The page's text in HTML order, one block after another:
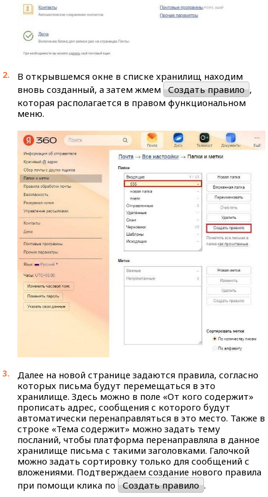
В открывшемся окне в списке хранилищ находим
вновь созданный, а затем жмем
Создать правило ,
которая располагается в правом функциональном
меню.
Далее на новой странице задаются правила, согласно
которых письма будут перемещаться в это
хранилище. Здесь можно в поле «От кого содержит»
прописать адрес, сообщения с которого будут
автоматически перенаправляться в это место. Также в
строке «Тема содержит» можно задать тему
посланий, чтобы платформа перенаправляла в данное
хранилище письма с такими заголовками. Галочкой
можно задать сортировку только для сообщений с
вложениями. Подтверждаем создание нового правила
при помощи клика по
Создать правило .